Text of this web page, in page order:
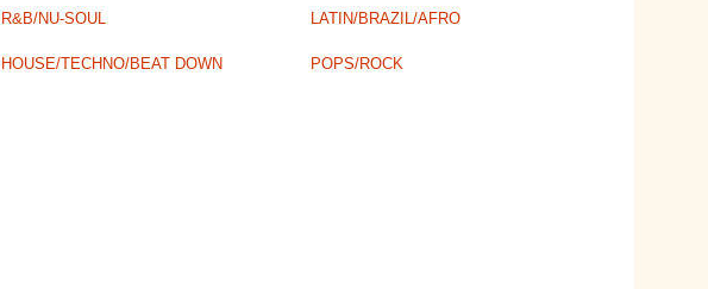
R&B/NU-SOUL LATIN/BRAZIL/AFRO
HOUSE/TECHNO/BEAT DOWN POPS/ROCK